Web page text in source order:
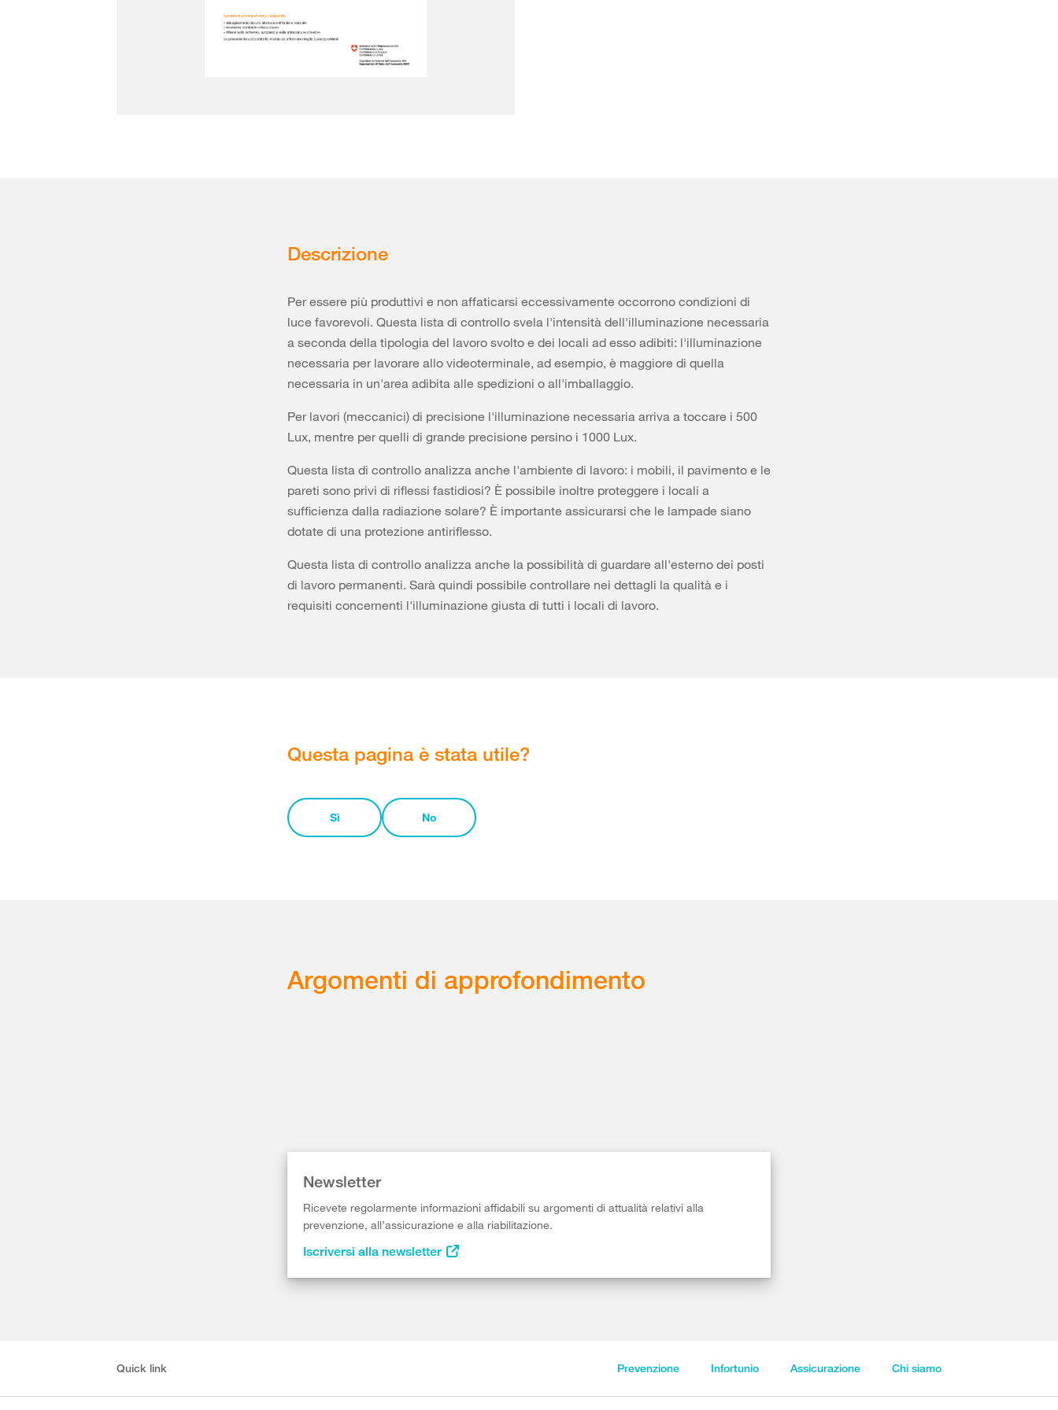
Descrizione
Per essere più produttivi e non affaticarsi eccessivamente occorrono condizioni di
luce favorevoli. Questa lista di controllo svela l'intensità dell'illuminazione necessaria
a seconda della tipologia del lavoro svolto e dei locali ad esso adibiti: l'illuminazione
necessaria per lavorare allo videoterminale, ad esempio, è maggiore di quella
necessaria in un'area adibita alle spedizioni o all'imballaggio.
Per lavori (meccanici) di precisione l'illuminazione necessaria arriva a toccare i 500
Lux, mentre per quelli di grande precisione persino i 1000 Lux.
Questa lista di controllo analizza anche l'ambiente di lavoro: i mobili, il pavimento e le
pareti sono privi di riflessi fastidiosi? È possibile inoltre proteggere i locali a
sufficienza dalla radiazione solare? È importante assicurarsi che le lampade siano
dotate di una protezione antiriflesso.
Questa lista di controllo analizza anche la possibilità di guardare all'esterno dei posti
di lavoro permanenti. Sarà quindi possibile controllare nei dettagli la qualità e i
requisiti concernenti l'illuminazione giusta di tutti i locali di lavoro.
Questa pagina è stata utile?
Sì No
Argomenti di approfondimento
Newsletter
Ricevete regolarmente informazioni affidabili su argomenti di attualità relativi alla
prevenzione, all’assicurazione e alla riabilitazione.
Iscriversi alla newsletter
Quick link Prevenzione Infortunio Assicurazione Chi siamo